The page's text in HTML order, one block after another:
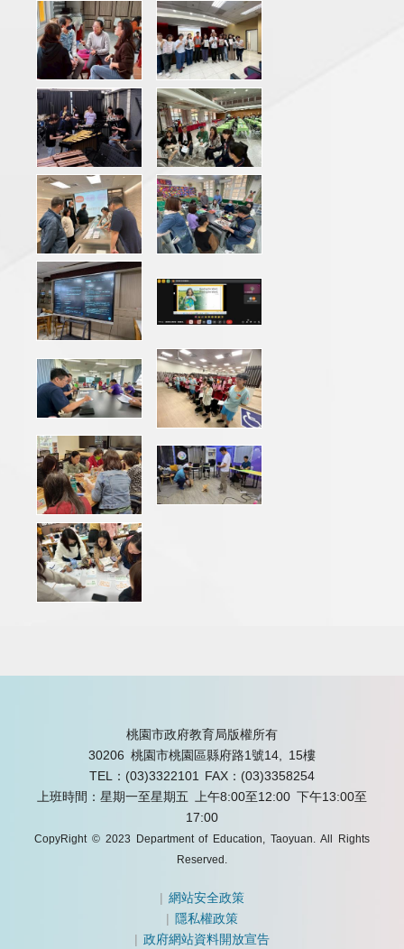
桃園市政府教育局版權所有
30206 桃園市桃園區縣府路1號14, 15樓
TEL：(03)3322101
FAX：(03)3358254
上班時間：星期一至星期五 上午8:00至12:00 下午13:00至
17:00
CopyRight © 2023 Department of Education, Taoyuan. All Rights
Reserved.
|網站安全政策
| 隱私權政策
|政府網站資料開放宣告